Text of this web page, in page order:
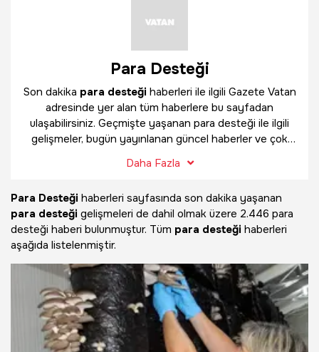
Para Desteği
Son dakika para desteği haberleri ile ilgili Gazete Vatan
adresinde yer alan tüm haberlere bu sayfadan
ulaşabilirsiniz. Geçmişte yaşanan para desteği ile ilgili
gelişmeler, bugün yayınlanan güncel haberler ve çok
bulabilirsiniz.
Daha Fazla
Para Desteği haberleri sayfasında son dakika yaşanan
para desteği gelişmeleri de dahil olmak üzere 2.446 para
desteği haberi bulunmuştur. Tüm para desteği haberleri
aşağıda listelenmiştir.